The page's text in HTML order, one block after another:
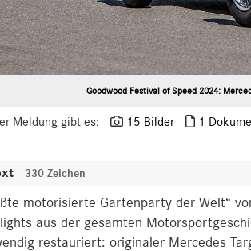
Goodwood Festival of Speed 2024:
Meldung gibt es: 15 Bilder 1
330 Zeichen
motorisierte Gartenparty der Welt“
aus der gesamten
restauriert: originaler Mercedes